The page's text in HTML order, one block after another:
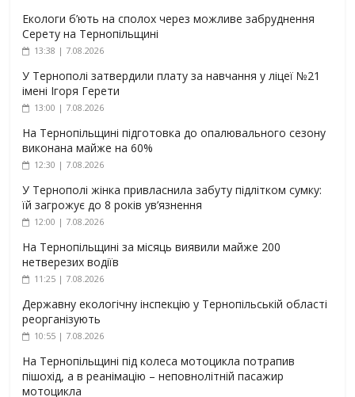
Екологи б’ють на сполох через можливе забруднення
Серету на Тернопільщині
13:38 | 7.08.2026
У Тернополі затвердили плату за навчання у ліцеї №21
імені Ігоря Герети
13:00 | 7.08.2026
На Тернопільщині підготовка до опалювального сезону
виконана майже на 60%
12:30 | 7.08.2026
У Тернополі жінка привласнила забуту підлітком сумку:
їй загрожує до 8 років ув’язнення
12:00 | 7.08.2026
На Тернопільщині за місяць виявили майже 200
нетверезих водіїв
11:25 | 7.08.2026
Державну екологічну інспекцію у Тернопільській області
реорганізують
10:55 | 7.08.2026
На Тернопільщині під колеса мотоцикла потрапив
пішохід, а в реанімацію – неповнолітній пасажир
мотоцикла